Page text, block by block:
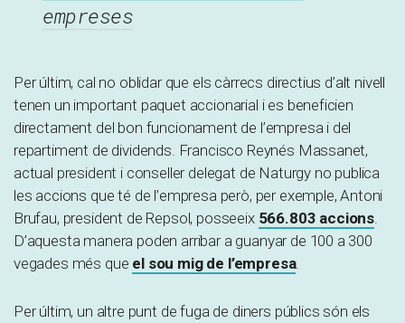
empreses
Per últim, cal no oblidar que els càrrecs directius d’alt nivell
tenen un important paquet accionarial i es beneficien
directament del bon funcionament de l’empresa i del
repartiment de dividends. Francisco Reynés Massanet,
actual president i conseller delegat de Naturgy no publica
les accions que té de l’empresa però, per exemple, Antoni
Brufau, president de Repsol, posseeix 566.803 accions
D’aquesta manera poden arribar a guanyar de 100 a 300
vegades més que el sou mig de l’empresa.
Per últim, un altre punt de fuga de diners públics són els